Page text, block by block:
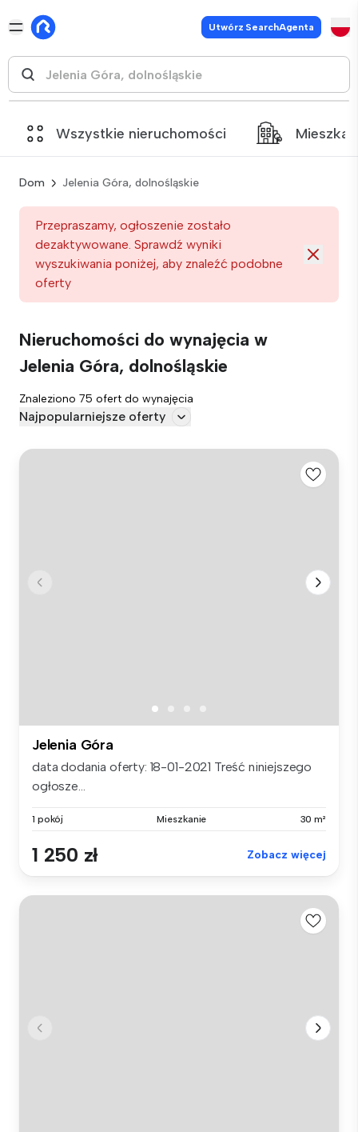
Utwórz SearchAgenta
Wszystkie nieruchomości
Dom Jelenia Góra, dolnośląskie
Przepraszamy, ogłoszenie zostało
dezaktywowane. Sprawdź wyniki
wyszukiwania poniżej, aby znaleźć podobne
oferty
Nieruchomości do wynajęcia w
Jelenia Góra, dolnośląskie
Znaleziono 75 ofert do wynajęcia
Najpopularniejsze oferty
Jelenia Góra
data dodania oferty: 18-01-2021 Treść niniejszego
ogłosze...
1 pokój Mieszkanie 30 m²
1 250 zł Zobacz więcej